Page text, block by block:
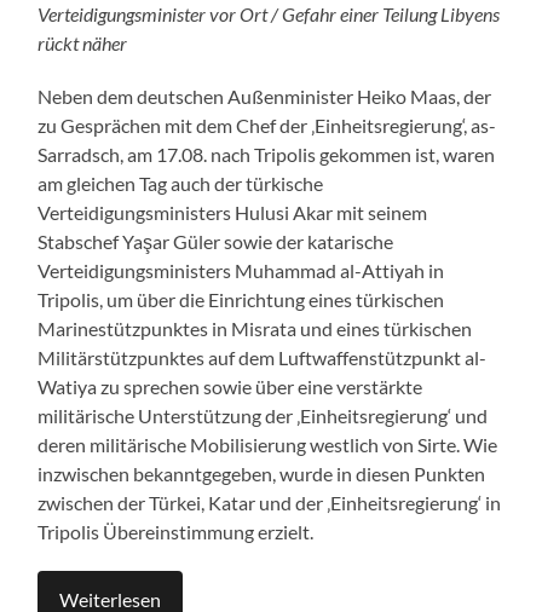
Verteidigungsminister vor Ort / Gefahr einer Teilung Libyens
rückt näher
Neben dem deutschen Außenminister Heiko Maas, der
zu Gesprächen mit dem Chef der ‚Einheitsregierung‘, as-
Sarradsch, am 17.08. nach Tripolis gekommen ist, waren
am gleichen Tag auch der türkische
Verteidigungsministers Hulusi Akar mit seinem
Stabschef Yaşar Güler sowie der katarische
Verteidigungsministers Muhammad al-Attiyah in
Tripolis, um über die Einrichtung eines türkischen
Marinestützpunktes in Misrata und eines türkischen
Militärstützpunktes auf dem Luftwaffenstützpunkt al-
Watiya zu sprechen sowie über eine verstärkte
militärische Unterstützung der ‚Einheitsregierung‘ und
deren militärische Mobilisierung westlich von Sirte. Wie
inzwischen bekanntgegeben, wurde in diesen Punkten
zwischen der Türkei, Katar und der ‚Einheitsregierung‘ in
Tripolis Übereinstimmung erzielt.
Weiterlesen